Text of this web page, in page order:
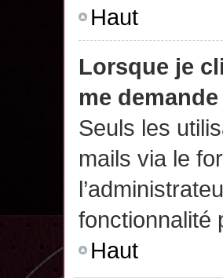
Haut
Lorsque je
me
Seuls les
mails via le
fonctionnalité
Haut